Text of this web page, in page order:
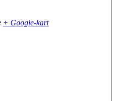
+ Google-kart